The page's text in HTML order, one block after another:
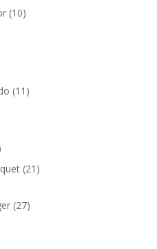
productos
1010
11 11
productos
21 21
2727